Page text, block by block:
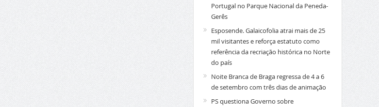
Portugal no Parque Nacional da Peneda-
Gerês
Esposende. Galaicofolia atrai mais de 25
mil visitantes e reforça estatuto como
referência da recriação histórica no Norte
do país
Noite Branca de Braga regressa de 4 a 6
de setembro com três dias de animação
PS questiona Governo sobre